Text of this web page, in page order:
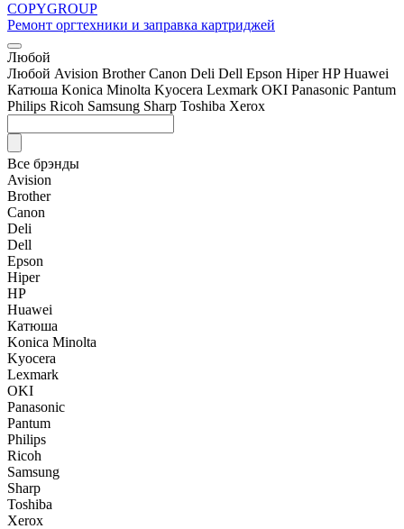
COPYGROUP
Ремонт оргтехники и заправка картриджей
Любой
Любой Avision Brother Canon Deli Dell Epson Hiper HP Huawei
Катюша Konica Minolta Kyocera Lexmark OKI Panasonic Pantum
Philips Ricoh Samsung Sharp Toshiba Xerox
Все брэнды
Avision
Brother
Canon
Deli
Dell
Epson
Hiper
HP
Huawei
Катюша
Konica Minolta
Kyocera
Lexmark
OKI
Panasonic
Pantum
Philips
Ricoh
Samsung
Sharp
Toshiba
Xerox